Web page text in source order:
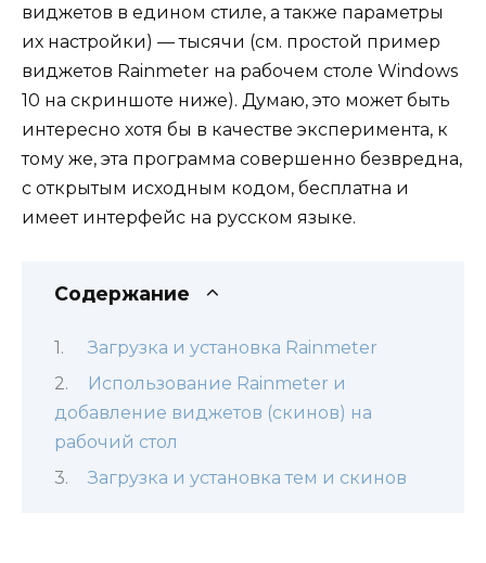
виджетов в едином стиле, а также параметры
их настройки) — тысячи (см. простой пример
виджетов Rainmeter на рабочем столе Windows
10 на скриншоте ниже). Думаю, это может быть
интересно хотя бы в качестве эксперимента, к
тому же, эта программа совершенно безвредна,
с открытым исходным кодом, бесплатна и
имеет интерфейс на русском языке.
Содержание
Загрузка и установка Rainmeter
Использование Rainmeter и
добавление виджетов (скинов) на
рабочий стол
Загрузка и установка тем и скинов